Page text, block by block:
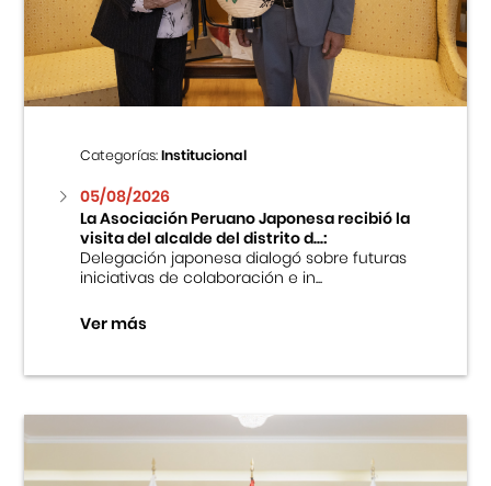
Centro Cultural Peruano Japonés
Cursos
Museo de la Inmigración Japonesa
Fondo Editorial
Teatro Peruano Japonés
Categorías:Institucional
05/08/2026
La Asociación Peruano Japonesa recibió la
visita del alcalde del distrito d...:
Delegación japonesa dialogó sobre futuras
iniciativas de colaboración e in...
Ver más